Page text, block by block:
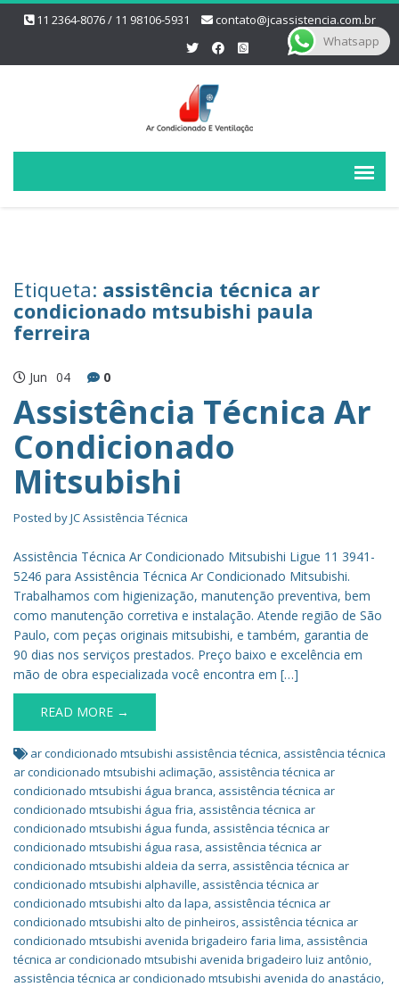
11 2364-8076 / 11 98106-5931 contato@jcassistencia.com.br
Etiqueta: assistência técnica ar
condicionado mtsubishi paula
ferreira
Jun 04 0
Assistência Técnica Ar
Condicionado
Mitsubishi
Posted byJC Assistência Técnica
Assistência Técnica Ar Condicionado Mitsubishi Ligue 11 3941-
5246 para Assistência Técnica Ar Condicionado Mitsubishi.
Trabalhamos com higienização, manutenção preventiva, bem
como manutenção corretiva e instalação. Atende região de São
Paulo, com peças originais mitsubishi, e também, garantia de
90 dias nos serviços prestados. Preço baixo e excelência em
mão de obra especializada você encontra em […]
READ MORE →
ar condicionado mtsubishi assistência técnica, assistência técnica
ar condicionado mtsubishi aclimação, assistência técnica ar
condicionado mtsubishi água branca, assistência técnica ar
condicionado mtsubishi água fria, assistência técnica ar
condicionado mtsubishi água funda, assistência técnica ar
condicionado mtsubishi água rasa, assistência técnica ar
condicionado mtsubishi aldeia da serra, assistência técnica ar
condicionado mtsubishi alphaville, assistência técnica ar
condicionado mtsubishi alto da lapa, assistência técnica ar
condicionado mtsubishi alto de pinheiros, assistência técnica ar
condicionado mtsubishi avenida brigadeiro faria lima, assistência
técnica ar condicionado mtsubishi avenida brigadeiro luiz antônio,
assistência técnica ar condicionado mtsubishi avenida do anastácio,
Whatsapp